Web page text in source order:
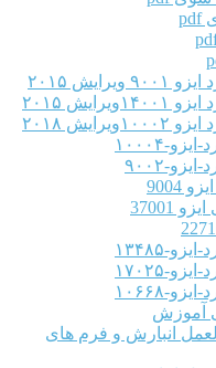
۲۰۱۵
۲۰۱۵
۲۰۱۸
۱۰۰۰۴
۹۰۰۲
37001
۱۳۴۸۵
۱۷۰۲۵
۱۰۶۶۸
آموزش
انبارش و فرم های